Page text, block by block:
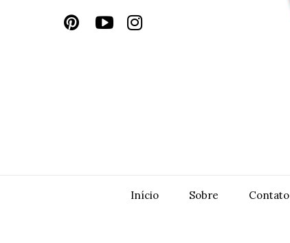
Início Sobre Contato